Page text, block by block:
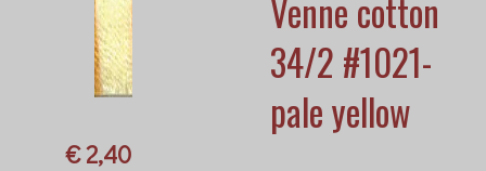
Venne cotton
34/2 #1021-
pale yellow
€ 2,40